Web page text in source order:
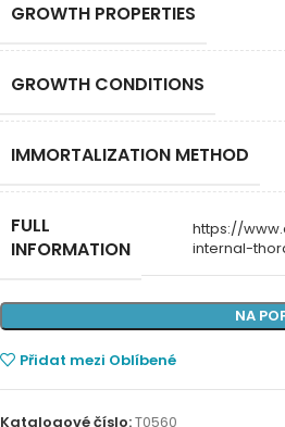
GROWTH PROPERTIES
GROWTH CONDITIONS
IMMORTALIZATION METHOD
FULL
INFORMATION
https://
internal-
NA
Přidat mezi Oblíbené
Katalogové číslo:T0560